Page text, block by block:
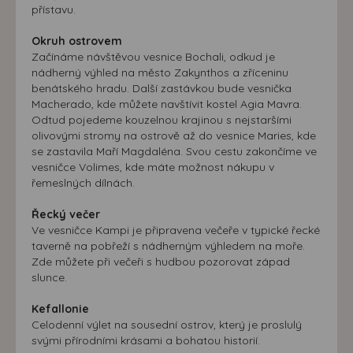
přístavu.
Okruh ostrovem
Začínáme návštěvou vesnice Bochali, odkud je
nádherný výhled na město Zakynthos a zříceninu
benátského hradu. Další zastávkou bude vesnička
Macherado, kde můžete navštívit kostel Agia Mavra.
Odtud pojedeme kouzelnou krajinou s nejstaršími
olivovými stromy na ostrově až do vesnice Maries, kde
se zastavila Maří Magdaléna. Svou cestu zakončíme ve
vesničce Volimes, kde máte možnost nákupu v
řemeslných dílnách.
Řecký večer
Ve vesničce Kampi je připravena večeře v typické řecké
taverně na pobřeží s nádherným výhledem na moře.
Zde můžete při večeři s hudbou pozorovat západ
slunce.
Kefallonie
Celodenní výlet na sousední ostrov, který je proslulý
svými přírodními krásami a bohatou historií.